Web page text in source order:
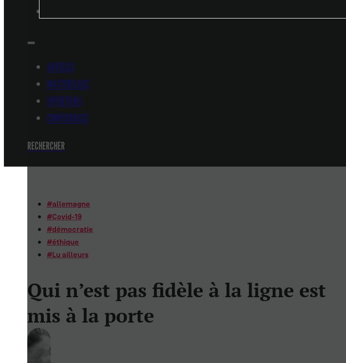
ARTICLES
MASTERCLASS
ENTRETIENS
CONFÉRENCES
RECHERCHER
#allemagne
#Covid-19
#démocratie
#éthique
#Lu ailleurs
Qui n’est pas fidèle à la ligne est
mis à la porte